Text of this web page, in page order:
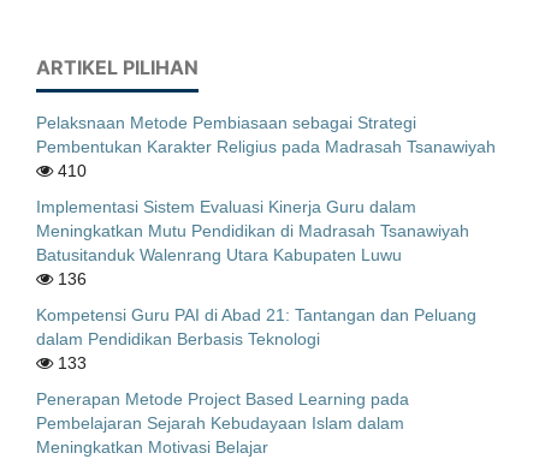
ARTIKEL PILIHAN
Pelaksnaan Metode Pembiasaan sebagai Strategi
Pembentukan Karakter Religius pada Madrasah Tsanawiyah
410
Implementasi Sistem Evaluasi Kinerja Guru dalam
Meningkatkan Mutu Pendidikan di Madrasah Tsanawiyah
Batusitanduk Walenrang Utara Kabupaten Luwu
136
Kompetensi Guru PAI di Abad 21: Tantangan dan Peluang
dalam Pendidikan Berbasis Teknologi
133
Penerapan Metode Project Based Learning pada
Pembelajaran Sejarah Kebudayaan Islam dalam
Meningkatkan Motivasi Belajar